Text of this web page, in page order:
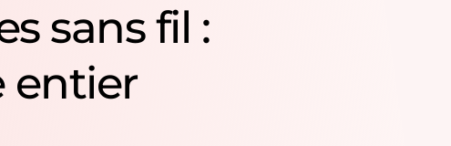
sans fil :
entier